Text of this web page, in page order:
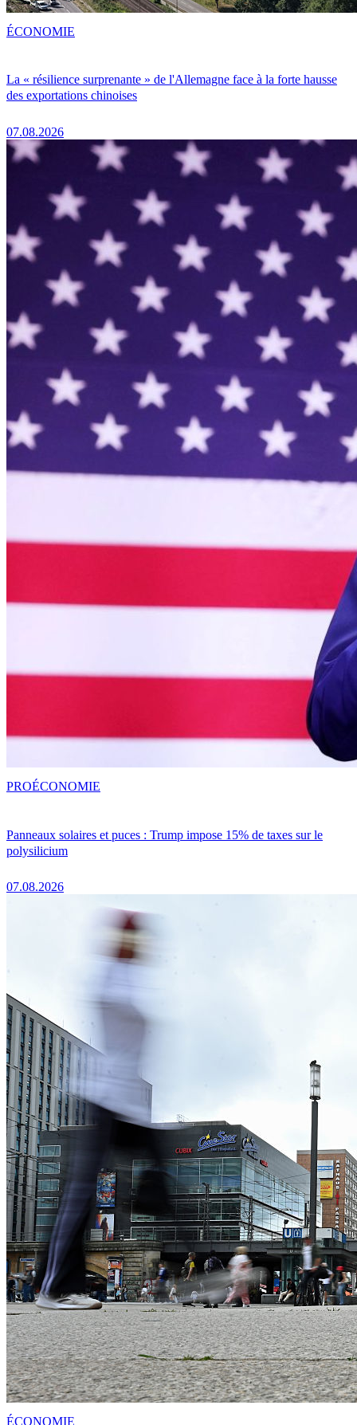
La « résilience surprenante » de l'Allemagne face à la forte hausse
des exportations chinoises
07.08.2026
ÉCONOMIE
Panneaux solaires et puces : Trump impose 15% de taxes sur le
polysilicium
07.08.2026
PROÉCONOMIE
ÉCONOMIE